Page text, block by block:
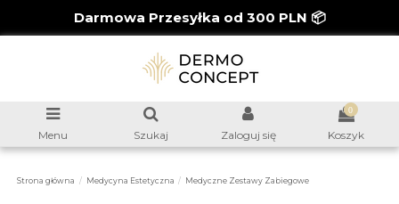
Darmowa Przesyłka od 300 PLN 📦
Menu Szukaj Zaloguj się
0
Koszyk
Strona główna Medycyna Estetyczna Medyczne Zestawy Zabiegowe